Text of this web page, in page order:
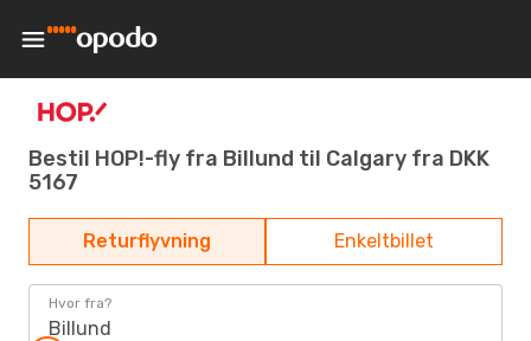
Bestil HOP!-fly fra Billund til Calgary fra DKK
5167
Returflyvning Enkeltbillet
Hvor fra?
Billund